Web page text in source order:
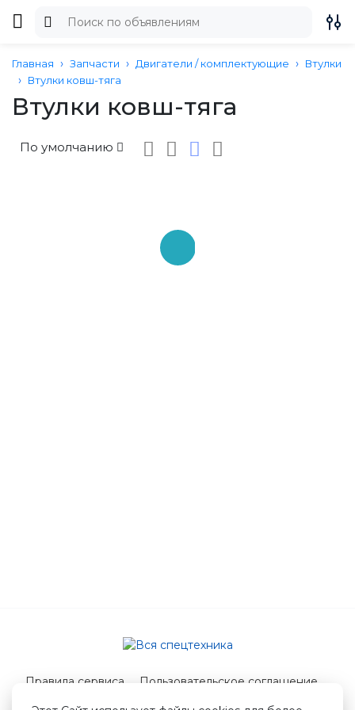
Главная Запчасти Двигатели / комплектующие
Втулки
Втулки ковш-тяга
Втулки ковш-тяга
По умолчанию
Правила сервиса
Пользовательское соглашение